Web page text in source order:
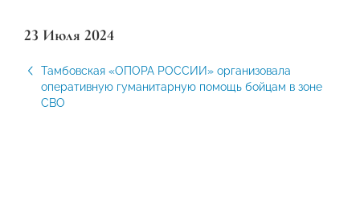
23 Июля 2024
Тамбовская «ОПОРА РОССИИ» организовала
оперативную гуманитарную помощь бойцам в зоне
СВО